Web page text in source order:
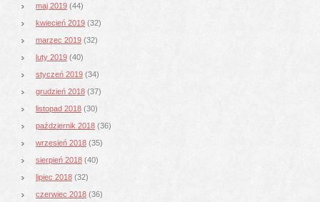
maj 2019 (44)
kwiecień 2019 (32)
marzec 2019 (32)
luty 2019 (40)
styczeń 2019 (34)
grudzień 2018 (37)
listopad 2018 (30)
październik 2018 (36)
wrzesień 2018 (35)
sierpień 2018 (40)
lipiec 2018 (32)
czerwiec 2018 (36)